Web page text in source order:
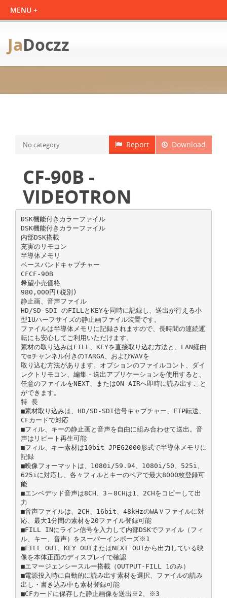
JaDoczz
Download
Report
No category
CF-90B -
VIDEOTRON
DSK機能付きカラーファイル
DSK機能付きカラーファイル
内部DSK搭載
充実のリモコン
半導体メモリ
ベースバンドキャプチャー
CFCF-90B
希望小売価格
980,000円(税別)
静止画、音声ファイル
HD/SD-SDI のFILLとKEYを同時に記録し、送出が行える小
型1Uハーフサイズの静止画ファイル装置です。
ファイルは半導体メモリに記録されますので、長時間の連続運
転にも安心してご利用いただけます。
素材の取り込みはFILL、KEYを直接取り込む方法と、LAN経由
でαチャンネル付きのTARGA、およびWAVを
取り込む方法があります。オプションのファイルコント、ダイ
レクトリモコン、編集・送出アプリケーションを使用すると、
任意のファイルをNEXT、またはON AIRへ即時に読み出すこと
ができます。
特 長
■素材取り込みは、HD/SD-SDI信号キャプチャー、FTP転送、
CFカードで対応
■フィル、キーの静止画と音声を自由に組み合わせて送出。音
声はリピート再生可能
■フィル、キー素材は10bit JPEG2000形式で半導体メモリに
記録
■映像フォーマットは、1080i/59.94、1080i/50、525i、
625iに対応し、各々フィルとキーのペアで最大8000枚登録可
能
■エンベデッド音声は8CH、3～8CHは1、2CHをコピーして出
力
■音声ファイルは、2CH、16bit、48kHzのWAＶファイルに対
応、最大1分間の素材を20ファイル登録可能
■FILL INにライン信号を入力して内部DSKでファイル（フィ
ル、キー、音声）をスーパーインポーズ※1
■FILL OUT、KEY OUTまたはNEXT OUTから出力している映
像を本体正面のディスプレイで確認
■エマージェンシースルー搭載（OUTPUT-FILL 1のみ）
■電源投入時に自動的に読み出す素材を選択、ファイルの読み
出し・書き込み中も素材登録可能
■CFカードに保存した静止画像を送出※2、※3